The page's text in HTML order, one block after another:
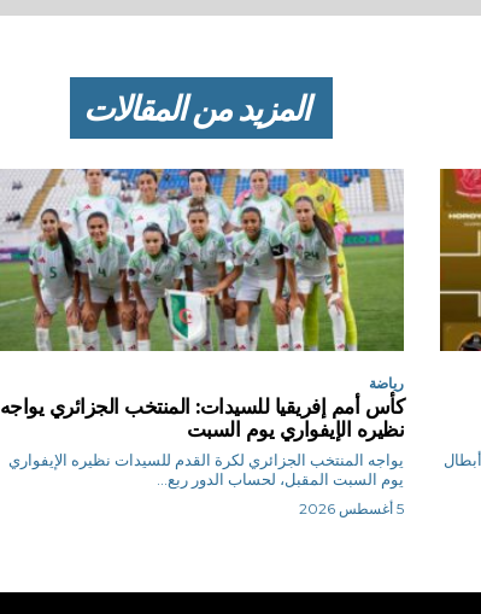
المزيد من المقالات
رياضة
كأس أمم إفريقيا للسيدات: المنتخب الجزائري يواجه
نظيره الإيفواري يوم السبت
يواجه المنتخب الجزائري لكرة القدم للسيدات نظيره الإيفواري
يوم السبت المقبل، لحساب الدور ربع...
5 أغسطس 2026